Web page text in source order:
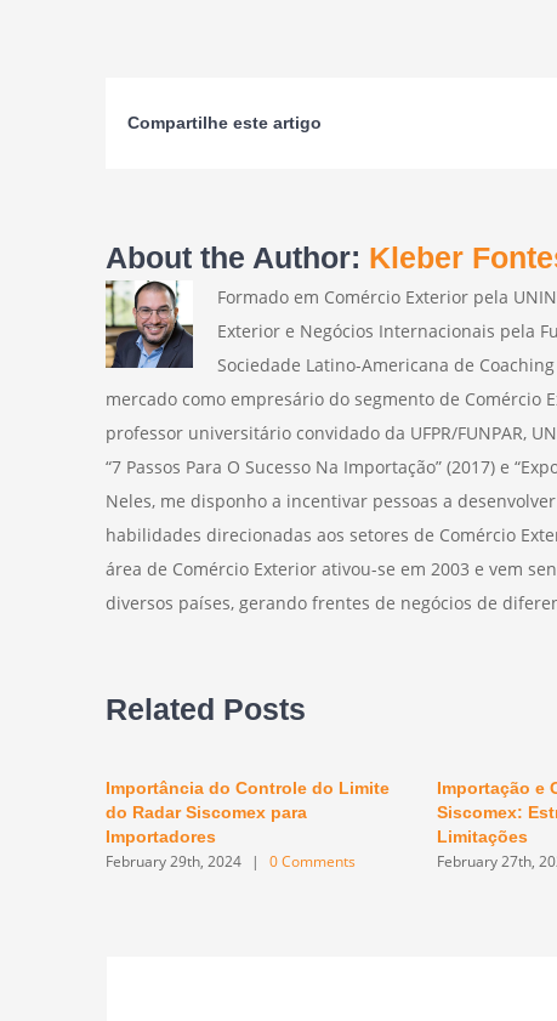
Compartilhe este artigo
About the Author: Kleber
Formado em Comércio Exterior pela
Exterior e Negócios Internacionais pela
Sociedade Latino-Americana de
mercado como empresário do segmento de
professor universitário convidado da UFPR/FUNPAR,
“7 Passos Para O Sucesso Na Importação” (2017) e
Neles, me disponho a incentivar pessoas a
habilidades direcionadas aos setores de Comércio
área de Comércio Exterior ativou-se em 2003 e vem
diversos países, gerando frentes de negócios de
Related Posts
Importância do Controle do Limite
do Radar Siscomex para
Importadores
February 29th, 2024 | 0 Comments
Importação e
Siscomex:
Limitações
February 27th,